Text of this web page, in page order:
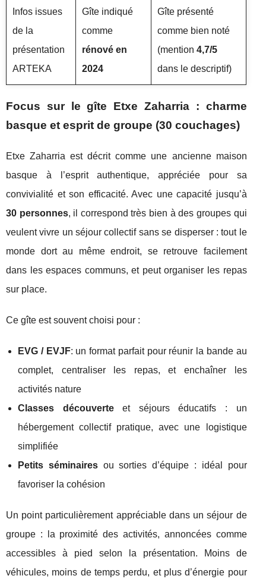
Infos issues
de la
présentation
ARTEKA
Gîte indiqué
comme
rénové en
2024
Gîte présenté
comme bien noté
(mention 4,7/5
dans le descriptif)
Focus sur le gîte Etxe Zaharria : charme
basque et esprit de groupe (30 couchages)
Etxe Zaharria est décrit comme une ancienne maison
basque à l’esprit authentique, appréciée pour sa
convivialité et son efficacité. Avec une capacité jusqu’à
30 personnes, il correspond très bien à des groupes qui
veulent vivre un séjour collectif sans se disperser : tout le
monde dort au même endroit, se retrouve facilement
dans les espaces communs, et peut organiser les repas
sur place.
Ce gîte est souvent choisi pour :
EVG / EVJF: un format parfait pour réunir la bande au
complet, centraliser les repas, et enchaîner les
activités nature
Classes découverteet séjours éducatifs : un
hébergement collectif pratique, avec une logistique
simplifiée
Petits séminairesou sorties d’équipe : idéal pour
favoriser la cohésion
Un point particulièrement appréciable dans un séjour de
groupe : la proximité des activités, annoncées comme
accessibles à pied selon la présentation. Moins de
véhicules, moins de temps perdu, et plus d’énergie pour